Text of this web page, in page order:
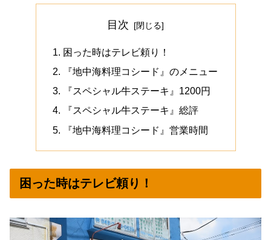
目次
困った時はテレビ頼り！
『地中海料理コシード』のメニュー
『スペシャル牛ステーキ』1200円
『スペシャル牛ステーキ』総評
『地中海料理コシード』営業時間
困った時はテレビ頼り！